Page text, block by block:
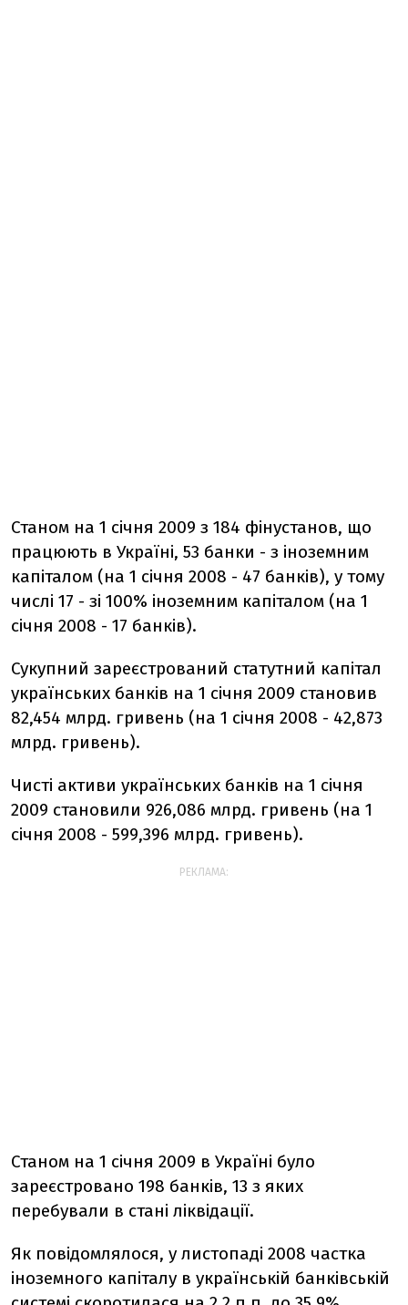
Станом на 1 січня 2009 з 184 фінустанов, що
працюють в Україні, 53 банки - з іноземним
капіталом (на 1 січня 2008 - 47 банків), у тому
числі 17 - зі 100% іноземним капіталом (на 1
січня 2008 - 17 банків).
Сукупний зареєстрований статутний капітал
українських банків на 1 січня 2009 становив
82,454 млрд. гривень (на 1 січня 2008 - 42,873
млрд. гривень).
Чисті активи українських банків на 1 січня
2009 становили 926,086 млрд. гривень (на 1
січня 2008 - 599,396 млрд. гривень).
РЕКЛАМА:
Станом на 1 січня 2009 в Україні було
зареєстровано 198 банків, 13 з яких
перебували в стані ліквідації.
Як повідомлялося, у листопаді 2008 частка
іноземного капіталу в українській банківській